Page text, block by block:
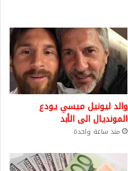
والد ليونيل ميسي يودع
المونديال الى الأبد
منذ ساعة واحدة